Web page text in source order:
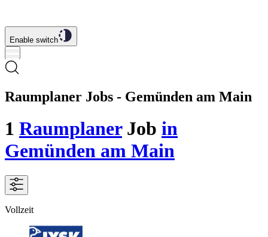
Enable switch
Raumplaner Jobs - Gemünden am Main
1 RaumplanerJob in
Gemünden am Main
Vollzeit